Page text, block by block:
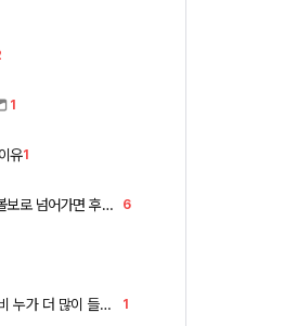
1
유1
BMW 15년째 타고있는데 볼보로 넘어가면 후회할까요 ? 6
BMW 수리비 vs 볼보 수리비 누가 더 많이 들까요 ㅎ 1